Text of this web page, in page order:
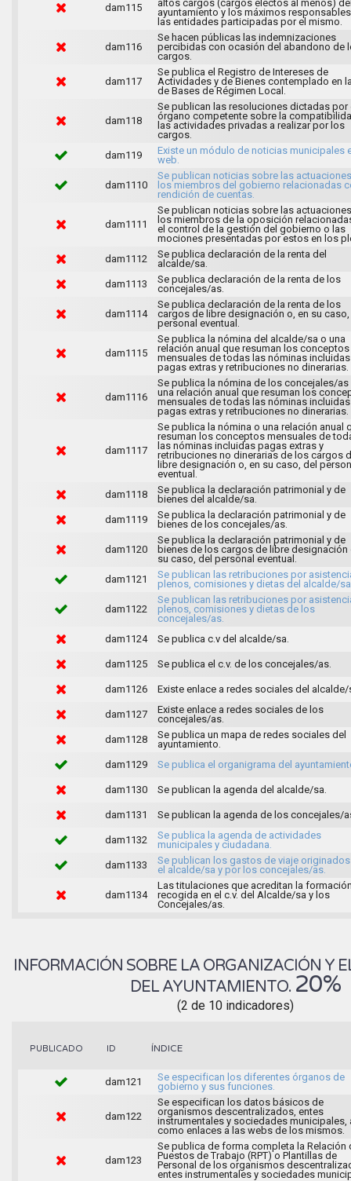
dam115
altos cargos (cargos electos al menos)
ayuntamiento y los máximos
las entidades participadas por el mismo.
dam116
Se hacen públicas las indemnizaciones
percibidas con ocasión del abandono de
cargos.
dam117
Se publica el Registro de Intereses de
Actividades y de Bienes contemplado en
de Bases de Régimen Local.
dam118
Se publican las resoluciones dictadas por
órgano competente sobre la
las actividades privadas a realizar por los
cargos.
dam119
Existe un módulo de noticias municipales
web.
dam1110
Se publican noticias sobre las
los miembros del gobierno relacionadas
rendición de cuentas.
dam1111
Se publican noticias sobre las
los miembros de la oposición
el control de la gestión del gobierno o las
mociones presentadas por estos en los
dam1112
Se publica declaración de la renta del
alcalde/sa.
dam1113
Se publica declaración de la renta de los
concejales/as.
dam1114
Se publica declaración de la renta de los
cargos de libre designación o, en su
personal eventual.
dam1115
Se publica la nómina del alcalde/sa o una
relación anual que resuman los conceptos
mensuales de todas las nóminas incluidas
pagas extras y retribuciones no dinerarias.
dam1116
Se publica la nómina de los concejales/as
una relación anual que resuman los
mensuales de todas las nóminas incluidas
pagas extras y retribuciones no dinerarias.
dam1117
Se publica la nómina o una relación anual
resuman los conceptos mensuales de
las nóminas incluidas pagas extras y
retribuciones no dinerarias de los cargos
libre designación o, en su caso, del
eventual.
dam1118
Se publica la declaración patrimonial y de
bienes del alcalde/sa.
dam1119
Se publica la declaración patrimonial y de
bienes de los concejales/as.
dam1120
Se publica la declaración patrimonial y de
bienes de los cargos de libre designación
su caso, del personal eventual.
dam1121
Se publican las retribuciones por
plenos, comisiones y dietas del alcalde/
dam1122
Se publican las retribuciones por
plenos, comisiones y dietas de los
concejales/as.
dam1124
Se publica c.v del alcalde/sa.
dam1125 Se publica el c.v. de los concejales/as.
dam1126 Existe enlace a redes sociales del alcalde/
dam1127
Existe enlace a redes sociales de los
concejales/as.
dam1128
Se publica un mapa de redes sociales del
ayuntamiento.
dam1129
Se publica el organigrama del
dam1130 Se publican la agenda del alcalde/sa.
dam1131 Se publican la agenda de los concejales/
dam1132
Se publica la agenda de actividades
municipales y ciudadana.
dam1133
Se publican los gastos de viaje
el alcalde/sa y por los concejales/as.
dam1134
Las titulaciones que acreditan la
recogida en el c.v. del Alcalde/sa y los
Concejales/as.
INFORMACIÓN SOBRE LA ORGANIZACIÓN Y
DEL AYUNTAMIENTO. 20%
(2 de 10 indicadores)
PUBLICADO ID ÍNDICE
dam121
Se especifican los diferentes órganos de
gobierno y sus funciones.
dam122
Se especifican los datos básicos de
organismos descentralizados, entes
instrumentales y sociedades municipales,
como enlaces a las webs de los mismos.
dam123
Se publica de forma completa la Relación
Puestos de Trabajo (RPT) o Plantillas de
Personal de los organismos
entes instrumentales y sociedades